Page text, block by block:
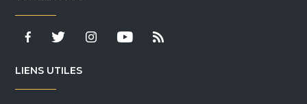
LIENS UTILES